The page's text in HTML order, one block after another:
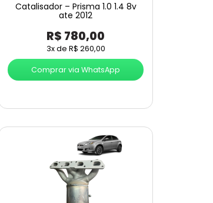
Catalisador – Prisma 1.0 1.4 8v
ate 2012
R$ 780,00
3x de R$ 260,00
Comprar via WhatsApp